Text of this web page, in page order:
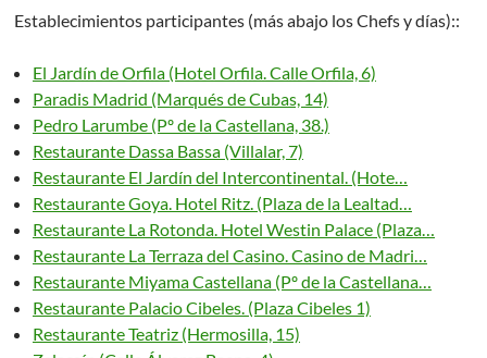
Establecimientos participantes (más abajo los Chefs y días)::
El Jardín de Orfila (Hotel Orfila. Calle Orfila, 6)
Paradis Madrid (Marqués de Cubas, 14)
Pedro Larumbe (Pº de la Castellana, 38.)
Restaurante Dassa Bassa (Villalar, 7)
Restaurante El Jardín del Intercontinental. (Hote…
Restaurante Goya. Hotel Ritz. (Plaza de la Lealtad…
Restaurante La Rotonda. Hotel Westin Palace (Plaza…
Restaurante La Terraza del Casino. Casino de Madri…
Restaurante Miyama Castellana (Pº de la Castellana…
Restaurante Palacio Cibeles. (Plaza Cibeles 1)
Restaurante Teatriz (Hermosilla, 15)